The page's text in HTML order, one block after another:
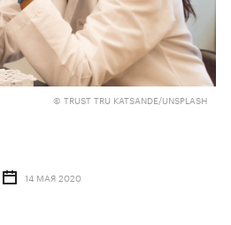
© TRUST TRU KATSANDE/UNSPLASH
14 МАЯ 2020